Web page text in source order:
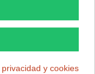
y cookies